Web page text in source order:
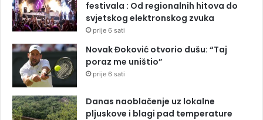
festivala : Od regionalnih hitova do
svjetskog elektronskog zvuka
prije 6 sati
Novak Đoković otvorio dušu: “Taj
poraz me uništio”
prije 6 sati
Danas naoblačenje uz lokalne
pljuskove i blagi pad temperature